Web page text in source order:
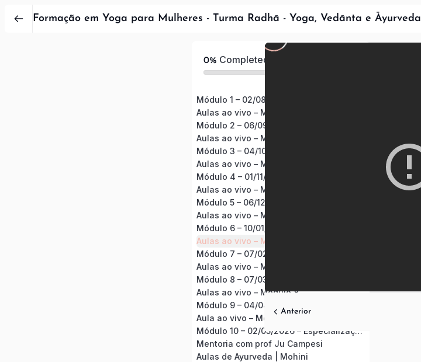
Formação em Yoga para Mulheres - Turma Radhā - Yoga, Vedānta e Āyurveda
0% Completed
Módulo 1 – 02/08/2025
Aulas ao vivo – Módulo 1
Módulo 2 – 06/09/2025
Aulas ao vivo – Módulo 2
Módulo 3 – 04/10/2025
Aulas ao vivo – Módulo 3
Módulo 4 – 01/11/2025
Aulas ao vivo – Módulo 4
Módulo 5 – 06/12/2025
Aulas ao vivo – Módulo 5
Módulo 6 – 10/01/2026
Aulas ao vivo – Módulo 6
Módulo 7 – 07/02/2026
Aulas ao vivo – Módulo 7
Módulo 8 – 07/03/2026
Aulas ao vivo – Módulo 8
Módulo 9 – 04/04/2026
Aula ao vivo – Módulo 9
Módulo 10 – 02/05/2026 – Especialização em Yoga Terapia Hormonal
Mentoria com prof Ju Campesi
Aulas de Ayurveda | Mohini
Anterior